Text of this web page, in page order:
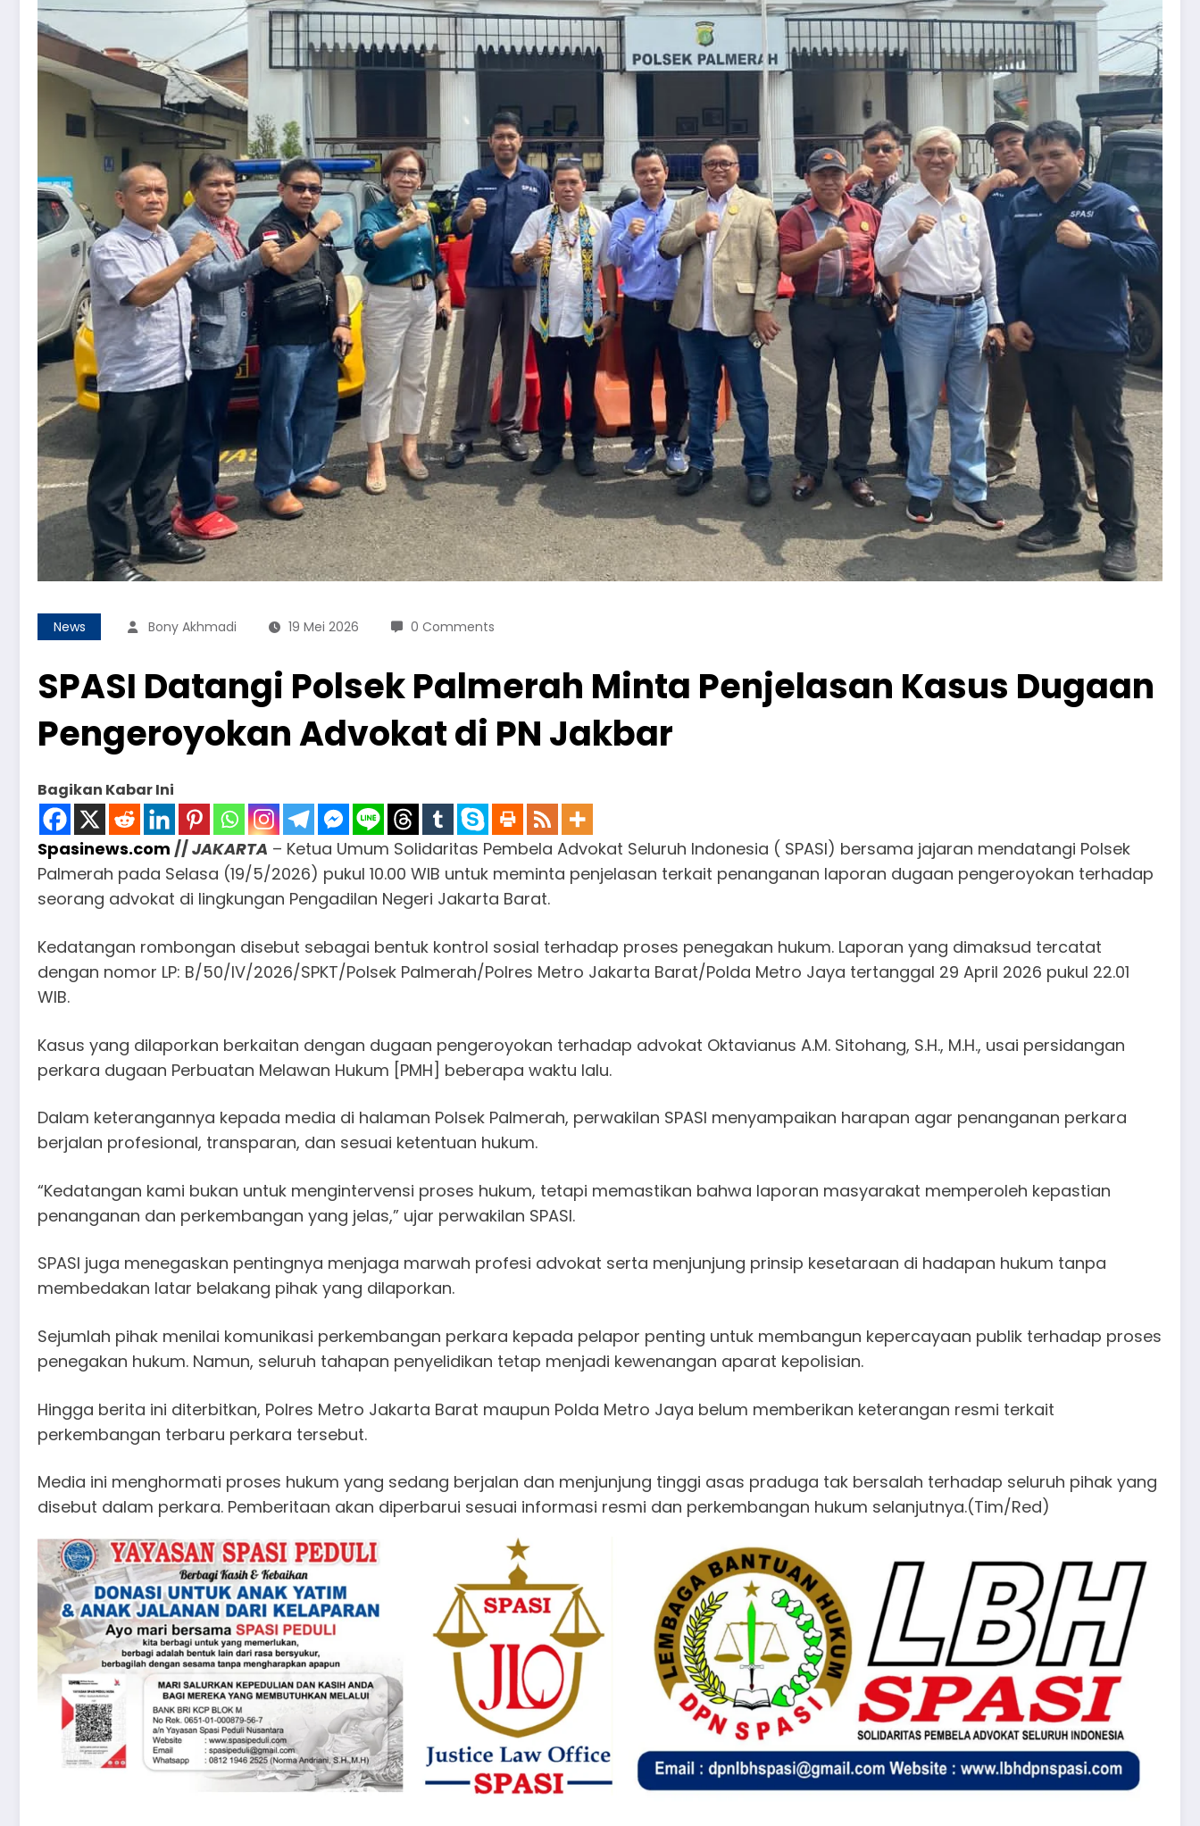
News Bony Akhmadi 19 Mei 2026 0 Comments
SPASI Datangi Polsek Palmerah Minta Penjelasan Kasus Dugaan
Pengeroyokan Advokat di PN Jakbar
Bagikan Kabar Ini
Spasinews.com //JAKARTA – Ketua Umum Solidaritas Pembela Advokat Seluruh Indonesia ( SPASI) bersama jajaran mendatangi Polsek
Palmerah pada Selasa (19/5/2026) pukul 10.00 WIB untuk meminta penjelasan terkait penanganan laporan dugaan pengeroyokan terhadap
seorang advokat di lingkungan Pengadilan Negeri Jakarta Barat.
Kedatangan rombongan disebut sebagai bentuk kontrol sosial terhadap proses penegakan hukum. Laporan yang dimaksud tercatat
dengan nomor LP: B/50/IV/2026/SPKT/Polsek Palmerah/Polres Metro Jakarta Barat/Polda Metro Jaya tertanggal 29 April 2026 pukul 22.01
WIB.
Kasus yang dilaporkan berkaitan dengan dugaan pengeroyokan terhadap advokat Oktavianus A.M. Sitohang, S.H., M.H., usai persidangan
perkara dugaan Perbuatan Melawan Hukum [PMH] beberapa waktu lalu.
Dalam keterangannya kepada media di halaman Polsek Palmerah, perwakilan SPASI menyampaikan harapan agar penanganan perkara
berjalan profesional, transparan, dan sesuai ketentuan hukum.
“Kedatangan kami bukan untuk mengintervensi proses hukum, tetapi memastikan bahwa laporan masyarakat memperoleh kepastian
penanganan dan perkembangan yang jelas,” ujar perwakilan SPASI.
SPASI juga menegaskan pentingnya menjaga marwah profesi advokat serta menjunjung prinsip kesetaraan di hadapan hukum tanpa
membedakan latar belakang pihak yang dilaporkan.
Sejumlah pihak menilai komunikasi perkembangan perkara kepada pelapor penting untuk membangun kepercayaan publik terhadap proses
penegakan hukum. Namun, seluruh tahapan penyelidikan tetap menjadi kewenangan aparat kepolisian.
Hingga berita ini diterbitkan, Polres Metro Jakarta Barat maupun Polda Metro Jaya belum memberikan keterangan resmi terkait
perkembangan terbaru perkara tersebut.
Media ini menghormati proses hukum yang sedang berjalan dan menjunjung tinggi asas praduga tak bersalah terhadap seluruh pihak yang
disebut dalam perkara. Pemberitaan akan diperbarui sesuai informasi resmi dan perkembangan hukum selanjutnya.(Tim/Red)